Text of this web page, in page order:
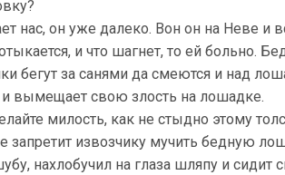
нас, он уже далеко. Вон он на Неве и
и что шагнет, то ей больно.
бегут за санями да смеются и над
и вымещает свою злость на лошадке.
милость, как не стыдно этому
запретит извозчику мучить бедную
нахлобучил на глаза шляпу и